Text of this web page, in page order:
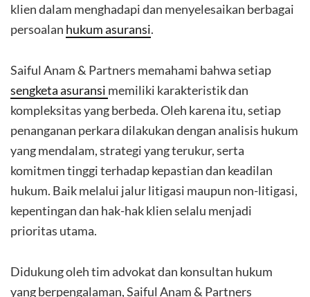
klien dalam menghadapi dan menyelesaikan berbagai
persoalan hukum asuransi.
Saiful Anam & Partners memahami bahwa setiap
sengketa asuransi memiliki karakteristik dan
kompleksitas yang berbeda. Oleh karena itu, setiap
penanganan perkara dilakukan dengan analisis hukum
yang mendalam, strategi yang terukur, serta
komitmen tinggi terhadap kepastian dan keadilan
hukum. Baik melalui jalur litigasi maupun non-litigasi,
kepentingan dan hak-hak klien selalu menjadi
prioritas utama.
Didukung oleh tim advokat dan konsultan hukum
yang berpengalaman, Saiful Anam & Partners